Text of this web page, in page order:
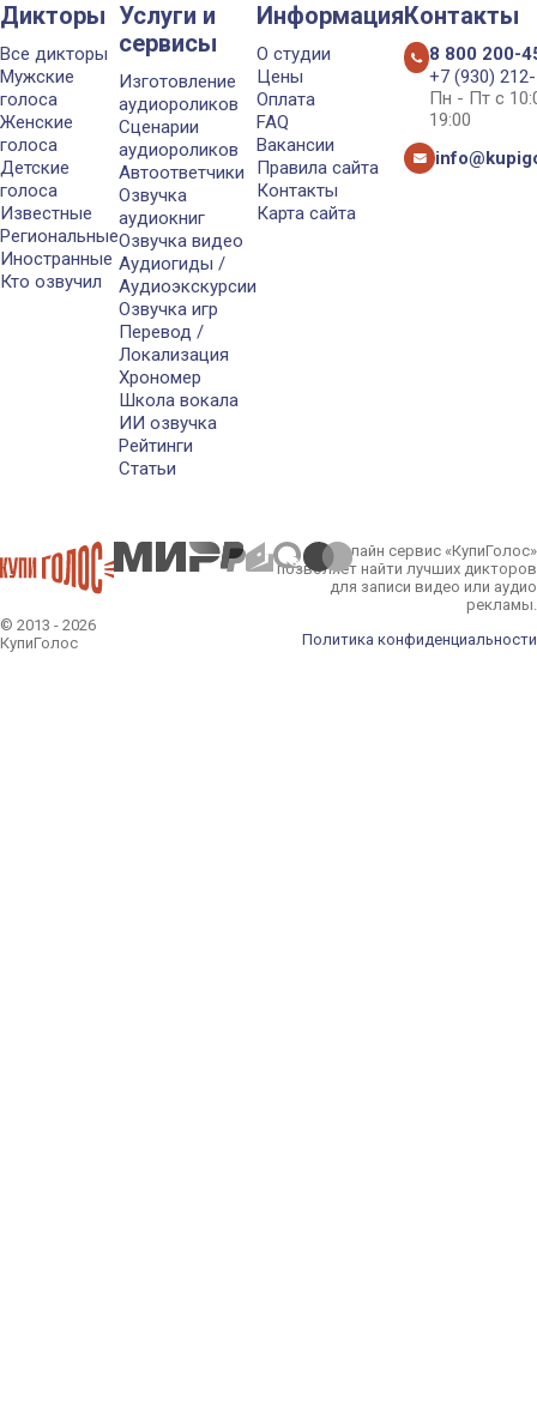
Дикторы
Все дикторы
Мужские
голоса
Женские
голоса
Детские
голоса
Известные
Региональные
Иностранные
Кто озвучил
Услуги и
сервисы
Изготовление
аудиороликов
Сценарии
аудиороликов
Автоответчики
Озвучка
аудиокниг
Озвучка видео
Аудиогиды /
Аудиоэкскурсии
Озвучка игр
Перевод /
Локализация
Хрономер
Школа вокала
ИИ озвучка
Рейтинги
Статьи
Информация
О студии
Цены
Оплата
FAQ
Вакансии
Правила сайта
Контакты
Карта сайта
Контакты
8 800 200-
+7 (930)
Пн - Пт с
19:00
© 2013 - 2026
КупиГолос
Онлайн сервис «КупиГолос»
позволяет найти лучших дикторов
для записи видео или аудио
рекламы.
Политика конфиденциальности